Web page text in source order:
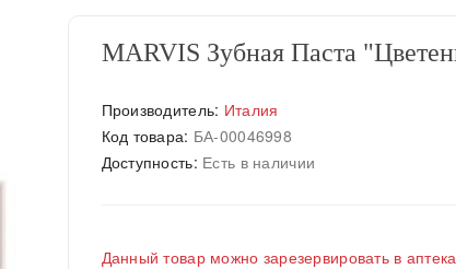
MARVIS Зубная Паста
Производитель: Италия
Код товара: БА-00046998
Доступность: Есть в наличии
Данный товар можно зарезервировать в